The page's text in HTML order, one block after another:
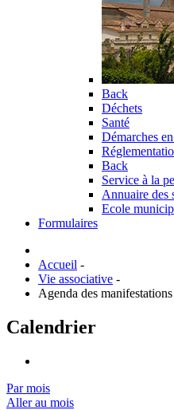
Back
Déchets
Santé
Démarches
Back
Service à la
Annuaire des
Ecole
Formulaires
Accueil -
Vie associative -
Agenda des manifestations
Calendrier
Par mois
Aller au mois